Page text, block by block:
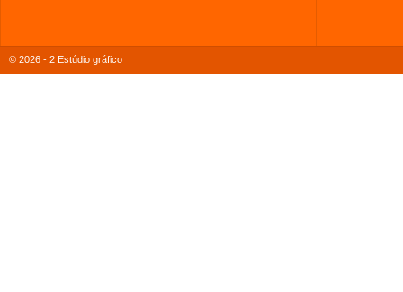
© 2026 - 2 Estúdio gráfico